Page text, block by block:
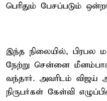
பெரிதும் பேசப்படும்
இந்த நிலையில், பிரபல
நேற்று சென்னை
வந்தார். அவரிடம் விஜய்
நிருபர்கள் கேள்வி